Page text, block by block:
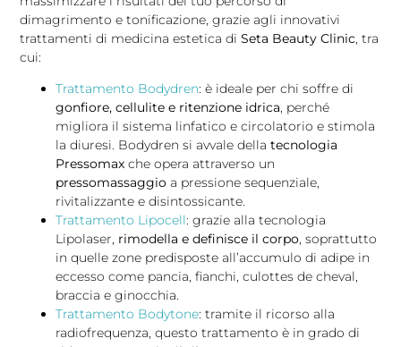
dimagrimento e tonificazione, grazie agli innovativi
trattamenti di medicina estetica diSeta Beauty Clinic , tra
cui:
Trattamento Bodydren: è ideale per chi soffre di
gonfiore, cellulite e ritenzione idrica, perché
migliora il sistema linfatico e circolatorio e stimola
la diuresi. Bodydren si avvale della tecnologia
Pressomaxche opera attraverso un
pressomassaggio a pressione sequenziale,
rivitalizzante e disintossicante.
Trattamento Lipocell: grazie alla tecnologia
Lipolaser, rimodella e definisce il corpo, soprattutto
in quelle zone predisposte all’accumulo di adipe in
eccesso come pancia, fianchi, culottes de cheval,
braccia e ginocchia.
Trattamento Bodytone: tramite il ricorso alla
radiofrequenza, questo trattamento è in grado di